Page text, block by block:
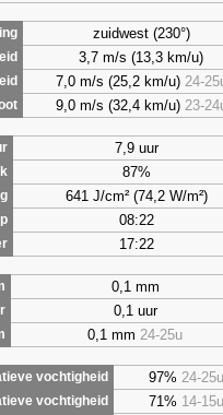
zuidwest (230°)
3,7 m/s (13,3 km/u)
7,0 m/s (25,2 km/u) 24-
9,0 m/s (32,4 km/u) 23-
7,9 uur
87%
641 J/cm² (74,2 W/m²)
08:22
17:22
0,1 mm
0,1 uur
0,1 mm 24-25u
vochtigheid 97% 24-25u
vochtigheid 71% 14-15u